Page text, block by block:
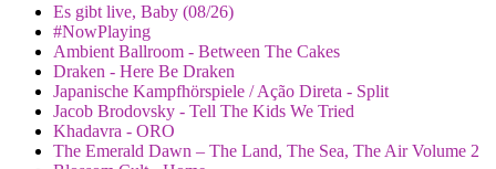
Es gibt live, Baby (08/26)
#NowPlaying
Ambient Ballroom - Between The Cakes
Draken - Here Be Draken
Japanische Kampfhörspiele / Ação Direta - Split
Jacob Brodovsky - Tell The Kids We Tried
Khadavra - ORO
The Emerald Dawn – The Land, The Sea, The Air Volume 2